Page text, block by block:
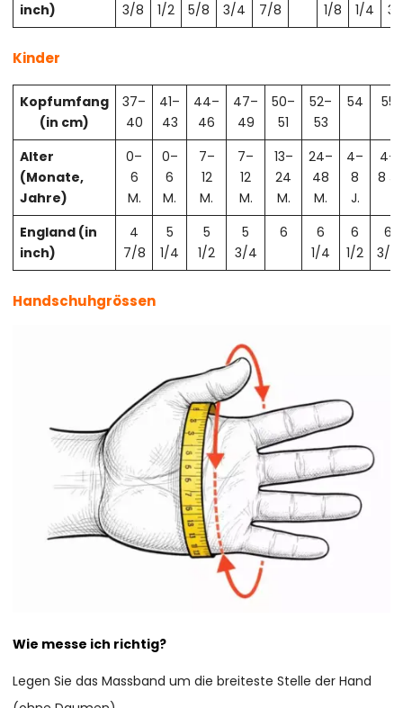
inch)
3/8
1/2
5/8
3/4
7/8
1/8
1/4
Kinder
Kopfumfang
(in cm)
37–
40
41–
43
44–
46
47–
49
50–
51
52–
53
54 55
Alter
(Monate,
Jahre)
0–
6
M.
0–
6
M.
7–
12
M.
7–
12
M.
13–
24
M.
24–
48
M.
4–
8
J.
4–
8 J.
England (in
inch)
4
7/8
5
1/4
5
1/2
5
3/4
6
6
1/4
6
1/2
6
3/4
Handschuhgrössen
Wie messe ich richtig?
Legen Sie das Massband um die breiteste Stelle der Hand